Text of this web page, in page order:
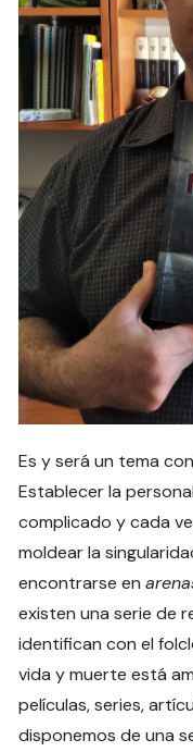
Es y será un tema
Establecer la
complicado y cada
moldear la
encontrarse en
existen una serie de
identifican con el
vida y muerte está
películas, series,
disponemos de una